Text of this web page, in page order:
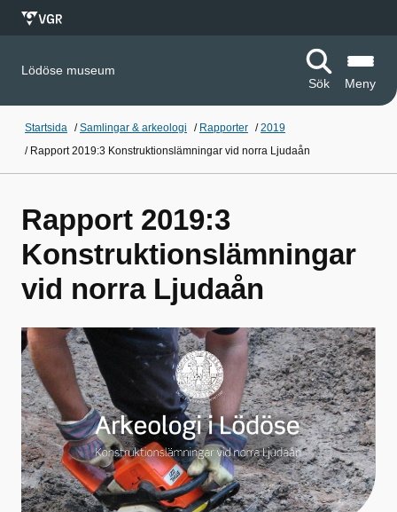
Lödöse museum
Sök
Meny
Startsida /Samlingar & arkeologi / Rapporter /2019
/ Rapport 2019:3 Konstruktionslämningar vid norra Ljudaån
Rapport 2019:3
Konstruktionslämningar
vid norra Ljudaån